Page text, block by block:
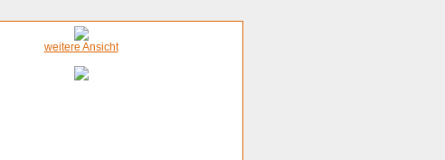
weitere Ansicht